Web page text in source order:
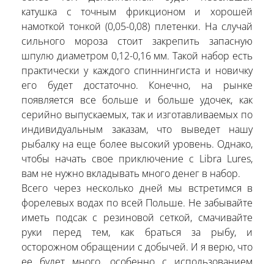
катушка с точным фрикционом и хорошей
намоткой тонкой (0,05-0,08) плетенки. На случай
сильного мороза стоит закрепить запасную
шпулю диаметром 0,12-0,16 мм. Такой набор есть
практически у каждого спиннингиста и новичку
его будет достаточно. Конечно, на рынке
появляется все больше и больше удочек, как
серийно выпускаемых, так и изготавливаемых по
индивидуальным заказам, что выведет нашу
рыбалку на еще более высокий уровень. Однако,
чтобы начать свое приключение с Libra Lures,
вам не нужно вкладывать много денег в набор.
Всего через несколько дней мы встретимся в
форелевых водах по всей Польше. Не забывайте
иметь подсак с резиновой сеткой, смачивайте
руки перед тем, как браться за рыбу, и
осторожном обращении с добычей. И я верю, что